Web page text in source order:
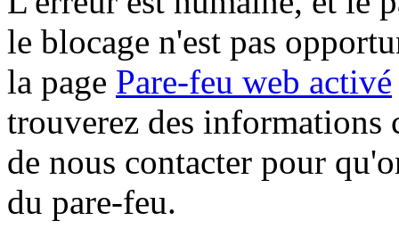
le blocage n'est pas
la page Pare-feu web activé
trouverez des informations
de nous contacter pour
du pare-feu.